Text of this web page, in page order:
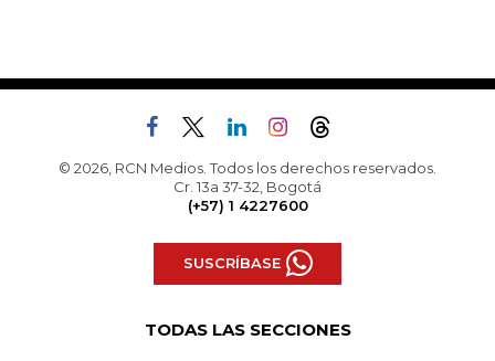
© 2026, RCN Medios. Todos los derechos reservados.
Cr. 13a 37-32, Bogotá
(+57) 1 4227600
SUSCRÍBASE
TODAS LAS SECCIONES